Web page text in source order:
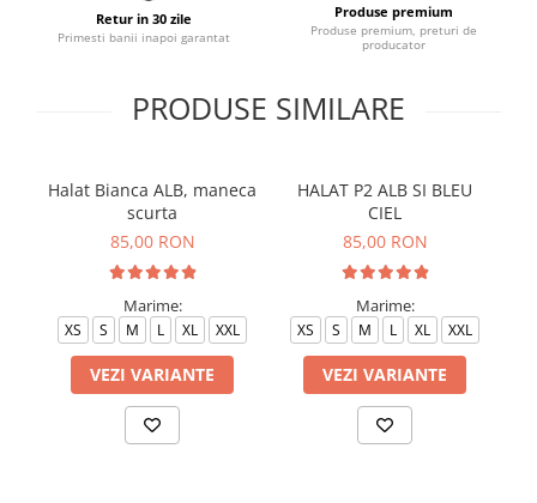
Retur in 30 zile
Primesti banii inapoi garantat
Produse premium
Produse premium, preturi de
producator
PRODUSE SIMILARE
Halat Bianca ALB, maneca
scurta
85,00 RON
Marime:
XS S M L XL XXL
VEZI VARIANTE
HALAT P2 ALB SI BLEU
CIEL
85,00 RON
Marime:
XS S M L XL XXL
VEZI VARIANTE